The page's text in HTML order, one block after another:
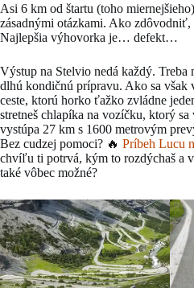
Asi 6 km od štartu (toho
zásadnými otázkami. Ako zdôvodniť,
Najlepšia výhovorka je… defekt…
Výstup na Stelvio nedá každý.
dlhú kondičnú prípravu. Ako sa však
ceste, ktorú horko ťažko zvládne
stretneš chlapíka na vozíčku, ktorý
vystúpa 27 km s 1600 metrovým
Bez cudzej pomoci? 🔥 Príbeh Lucu
chvíľu ti potrvá, kým to rozdýchaš a
také vôbec možné?